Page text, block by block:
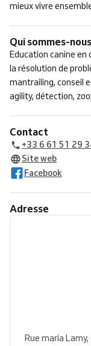
mieux vivre
Qui sommes-
Education canine en
la résolution de
mantrailing, conseil
agility, détection,
Contact
+33 6 61 51 29
Site web
Facebook
Adresse
Rue maria Lamy,